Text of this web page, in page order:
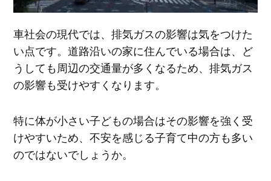
車社会の現代では、排気ガスの影響は気をつけた
い点です。道路沿いの家に住んでいる場合は、ど
うしても周辺の交通量が多くなるため、排気ガス
の影響も受けやすくなります。
特に体が小さい子どもの場合はその影響を強く受
けやすいため、不安を感じる子育て中の方も多い
のではないでしょうか。